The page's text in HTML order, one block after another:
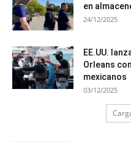
en
24/12/2025
EE.UU.
Orleans
mexicanos
03/12/2025